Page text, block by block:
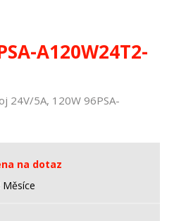
A120W24T2-
24V/5A, 120W 96PSA-
na dotaz
Měsíce